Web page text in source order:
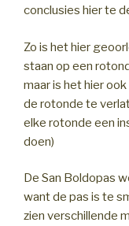
conclusies hier te
Zo is het hier
staan op een
maar is het hier
de rotonde te
elke rotonde een
doen)
De San Boldopas
want de pas is te
zien verschillende